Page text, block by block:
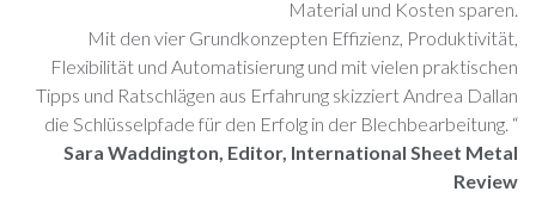
Material und Kosten sparen.
Mit den vier Grundkonzepten Effizienz, Produktivität,
Flexibilität und Automatisierung und mit vielen praktischen
Tipps und Ratschlägen aus Erfahrung skizziert Andrea Dallan
die Schlüsselpfade für den Erfolg in der Blechbearbeitung. “
Sara Waddington, Editor, International Sheet Metal
Review